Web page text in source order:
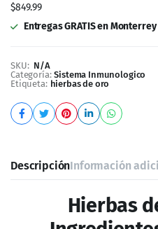
SKU: N/A
Categoría: Sistema Inmunologico
DescripciónInformación
Hierbas
Cada bote